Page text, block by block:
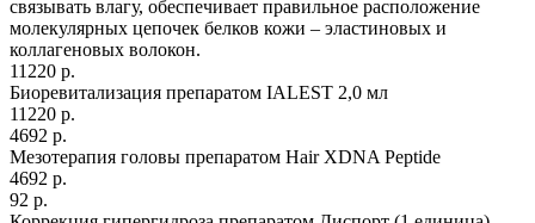
связывать влагу, обеспечивает правильное расположение
молекулярных цепочек белков кожи – эластиновых и
коллагеновых волокон.
11220 р.
Биоревитализация препаратом IALEST 2,0 мл
11220 р.
4692 р.
Мезотерапия головы препаратом Hair XDNA Peptide
4692 р.
92 р.